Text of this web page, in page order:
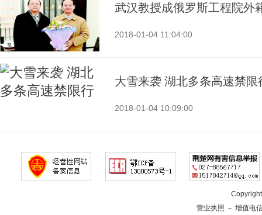
武汉教授成俄罗斯工程院外
2018-01-04 11:04:00
大雪来袭 湖北多条高速禁限
2018-01-04 10:09:00
营业执照 － 增值电